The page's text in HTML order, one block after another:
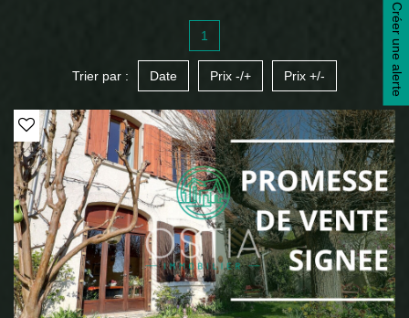
Créer une alerte
1
Trier par : Date Prix -/+ Prix +/-